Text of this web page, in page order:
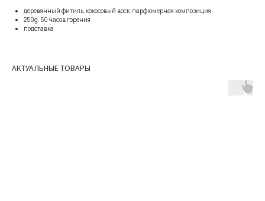
деревянный фитиль, кокосовый воск, парфюмерная композиция
250g, 50 часов горения
подставка
АКТУАЛЬНЫЕ ТОВАРЫ